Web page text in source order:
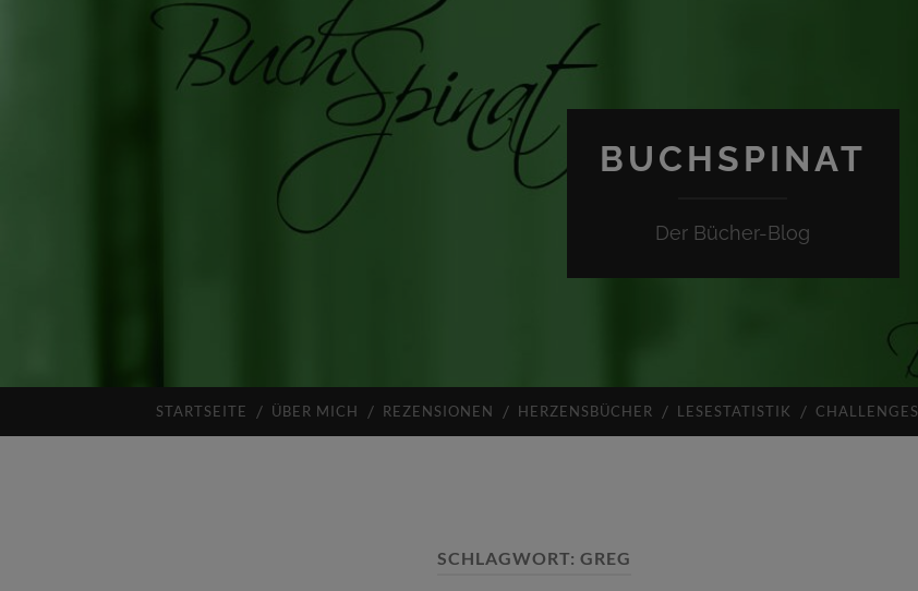
BUCHSPINAT
Der Bücher-Blog
STARTSEITE ÜBER MICH REZENSIONEN HERZENSBÜCHER LESESTATISTIK CHALLENGES
SCHLAGWORT: GREG